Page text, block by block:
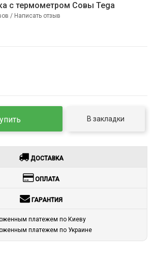
с термометром Совы Tega
/ Написать отзыв
В закладки
ДОСТАВКА
ОПЛАТА
ГАРАНТИЯ
платежем по Киеву
платежем по Украине